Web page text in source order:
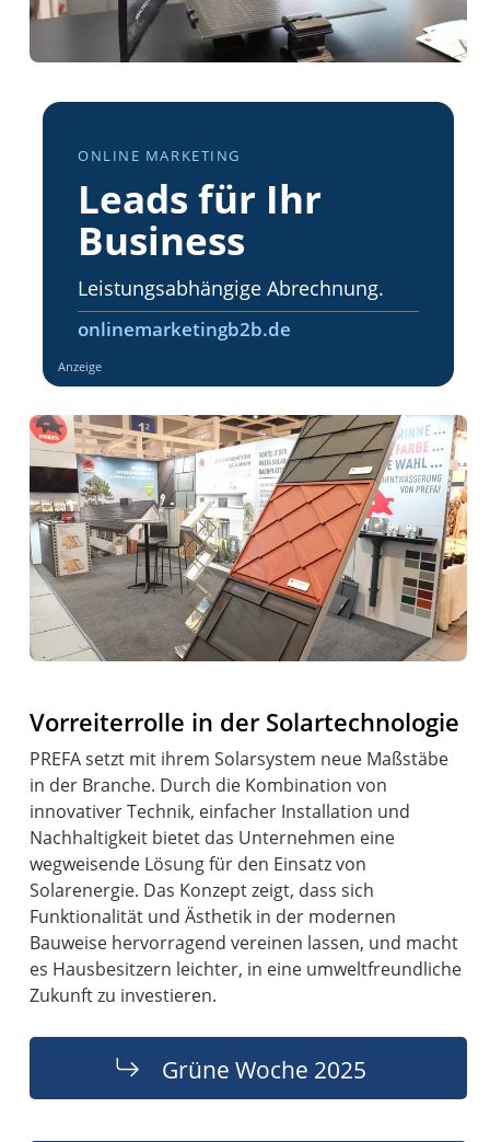
ONLINE MARKETING
Leads für Ihr
Business
Leistungsabhängige Abrechnung.
onlinemarketingb2b.de
Anzeige
Vorreiterrolle in der Solartechnologie
PREFA setzt mit ihrem Solarsystem neue Maßstäbe
in der Branche. Durch die Kombination von
innovativer Technik, einfacher Installation und
Nachhaltigkeit bietet das Unternehmen eine
wegweisende Lösung für den Einsatz von
Solarenergie. Das Konzept zeigt, dass sich
Funktionalität und Ästhetik in der modernen
Bauweise hervorragend vereinen lassen, und macht
es Hausbesitzern leichter, in eine umweltfreundliche
Zukunft zu investieren.
Grüne Woche 2025